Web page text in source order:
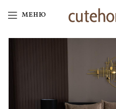
МЕНЮ